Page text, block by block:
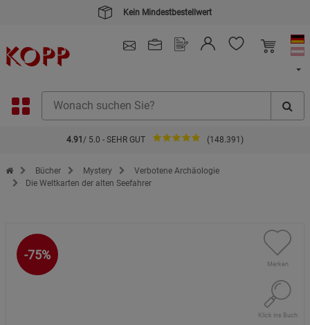
Kein Mindestbestellwert
4.91 / 5.0 - SEHR GUT (148.391)
Zur Startseite des Kopp Verlag Online-Shop
Bücher Mystery
Verbotene Archäologie
Die Weltkarten der alten Seefahrer
-75%
Merken
Klick ins Buch